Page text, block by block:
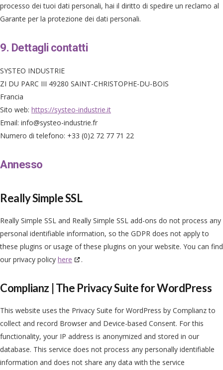
processo dei tuoi dati personali, hai il diritto di spedire un reclamo al
Garante per la protezione dei dati personali.
9. Dettagli contatti
SYSTEO INDUSTRIE
ZI DU PARC III 49280 SAINT-CHRISTOPHE-DU-BOIS
Francia
Sito web: https://systeo-industrie.it
Email: info@systeo-industrie.fr
Numero di telefono: +33 (0)2 72 77 71 22
Annesso
Really Simple SSL
Really Simple SSL and Really Simple SSL add-ons do not process any
personal identifiable information, so the GDPR does not apply to
these plugins or usage of these plugins on your website. You can find
our privacy policy here .
Complianz | The Privacy Suite for WordPress
This website uses the Privacy Suite for WordPress by Complianz to
collect and record Browser and Device-based Consent. For this
functionality, your IP address is anonymized and stored in our
database. This service does not process any personally identifiable
information and does not share any data with the service